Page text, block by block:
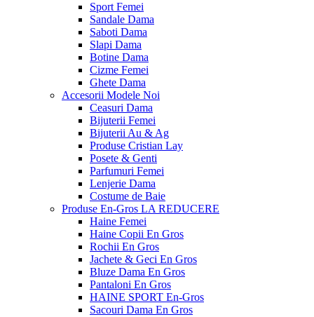
Sport Femei
Sandale Dama
Saboti Dama
Slapi Dama
Botine Dama
Cizme Femei
Ghete Dama
Accesorii Modele Noi
Ceasuri Dama
Bijuterii Femei
Bijuterii Au & Ag
Produse Cristian Lay
Posete & Genti
Parfumuri Femei
Lenjerie Dama
Costume de Baie
Produse En-Gros LA REDUCERE
Haine Femei
Haine Copii En Gros
Rochii En Gros
Jachete & Geci En Gros
Bluze Dama En Gros
Pantaloni En Gros
HAINE SPORT En-Gros
Sacouri Dama En Gros